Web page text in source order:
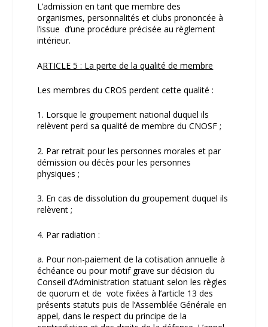
L’admission en tant que membre des
organismes, personnalités et clubs prononcée à
l’issue d’une procédure précisée au règlement
intérieur.
ARTICLE 5 : La perte de la qualité de membre
Les membres du CROS perdent cette qualité :
1. Lorsque le groupement national duquel ils
relèvent perd sa qualité de membre du CNOSF ;
2. Par retrait pour les personnes morales et par
démission ou décès pour les personnes
physiques ;
3. En cas de dissolution du groupement duquel ils
relèvent ;
4. Par radiation :
a. Pour non-paiement de la cotisation annuelle à
échéance ou pour motif grave sur décision du
Conseil d’Administration statuant selon les règles
de quorum et de vote fixées à l’article 13 des
présents statuts puis de l’Assemblée Générale en
appel, dans le respect du principe de la